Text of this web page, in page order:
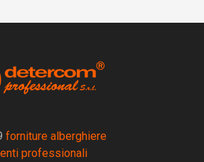
forniture alberghiere
professionali